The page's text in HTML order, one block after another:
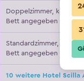
Doppelzimmer, kein
Bett angegeben
Standardzimmer, kein
Bett angegeben
10 weitere Hotel Scilla